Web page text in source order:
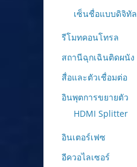
เซ็นชื่อแบบดิจิทัล
รีโมทคอนโทรล
สถานีฉุกเฉินติดผนัง
สื่อและตัวเชื่อมต่อ
อินพุตการขยายตัว
HDMI Splitter
อินเตอร์เฟซ
อีควอไลเซอร์